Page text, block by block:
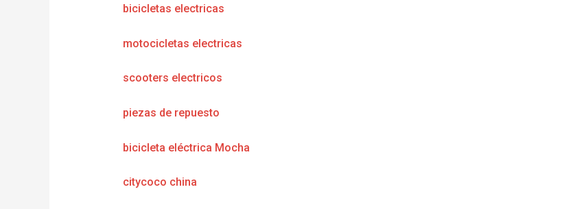
bicicletas electricas
motocicletas electricas
scooters electricos
piezas de repuesto
bicicleta eléctrica Mocha
citycoco china